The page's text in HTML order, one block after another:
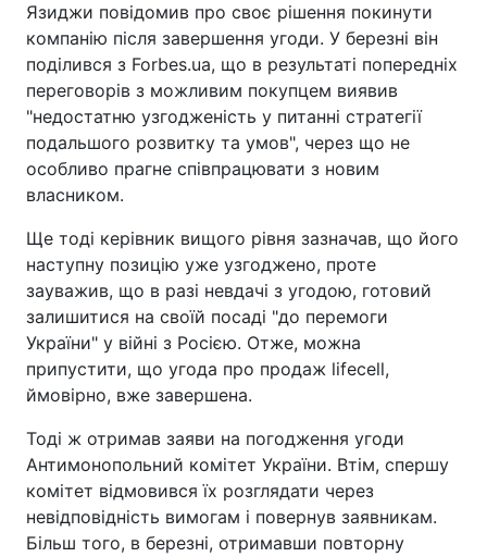
Язиджи повідомив про своє рішення покинути
компанію після завершення угоди. У березні він
поділився з Forbes.ua, що в результаті попередніх
переговорів з можливим покупцем виявив
"недостатню узгодженість у питанні стратегії
подальшого розвитку та умов", через що не
особливо прагне співпрацювати з новим
власником.
Ще тоді керівник вищого рівня зазначав, що його
наступну позицію уже узгоджено, проте
зауважив, що в разі невдачі з угодою, готовий
залишитися на своїй посаді "до перемоги
України" у війні з Росією. Отже, можна
припустити, що угода про продаж lifecell,
ймовірно, вже завершена.
Тоді ж отримав заяви на погодження угоди
Антимонопольний комітет України. Втім, спершу
комітет відмовився їх розглядати через
невідповідність вимогам і повернув заявникам.
Більш того, в березні, отримавши повторну